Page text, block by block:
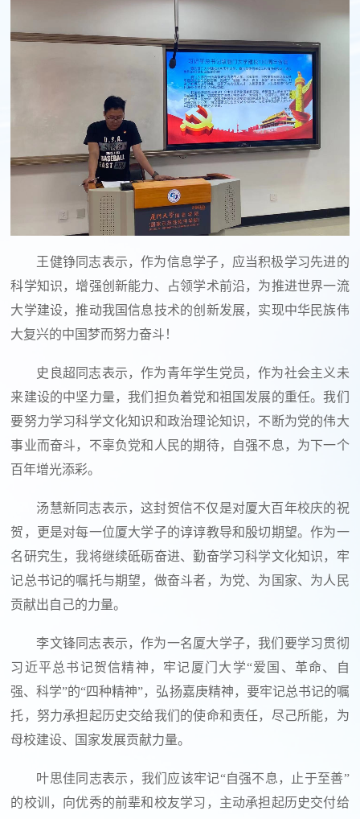
王健铮同志表示，作为信息学子，应当积极学习先进的
科学知识，增强创新能力、占领学术前沿，为推进世界一流
大学建设，推动我国信息技术的创新发展，实现中华民族伟
大复兴的中国梦而努力奋斗！
史良超同志表示，作为青年学生党员，作为社会主义未
来建设的中坚力量，我们担负着党和祖国发展的重任。我们
要努力学习科学文化知识和政治理论知识，不断为党的伟大
事业而奋斗，不辜负党和人民的期待，自强不息，为下一个
百年增光添彩。
汤慧新同志表示，这封贺信不仅是对厦大百年校庆的祝
贺，更是对每一位厦大学子的谆谆教导和殷切期望。作为一
名研究生，我将继续砥砺奋进、勤奋学习科学文化知识，牢
记总书记的嘱托与期望，做奋斗者，为党、为国家、为人民
贡献出自己的力量。
李文锋同志表示，作为一名厦大学子，我们要学习贯彻
习近平总书记贺信精神，牢记厦门大学“爱国、革命、自
强、科学”的“四种精神”，弘扬嘉庚精神，要牢记总书记的嘱
托，努力承担起历史交给我们的使命和责任，尽己所能，为
母校建设、国家发展贡献力量。
叶思佳同志表示，我们应该牢记“自强不息，止于至善”
的校训，向优秀的前辈和校友学习，主动承担起历史交付给